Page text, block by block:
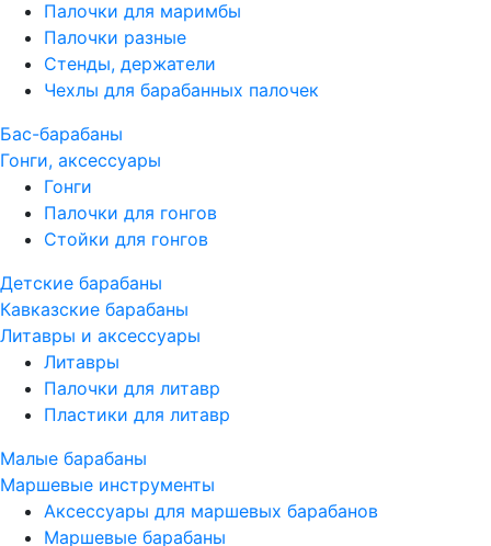
Палочки для маримбы
Палочки разные
Стенды, держатели
Чехлы для барабанных палочек
Бас-барабаны
Гонги, аксессуары
Гонги
Палочки для гонгов
Стойки для гонгов
Детские барабаны
Кавказские барабаны
Литавры и аксессуары
Литавры
Палочки для литавр
Пластики для литавр
Малые барабаны
Маршевые инструменты
Аксессуары для маршевых барабанов
Маршевые барабаны